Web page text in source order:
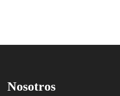
Nosotros